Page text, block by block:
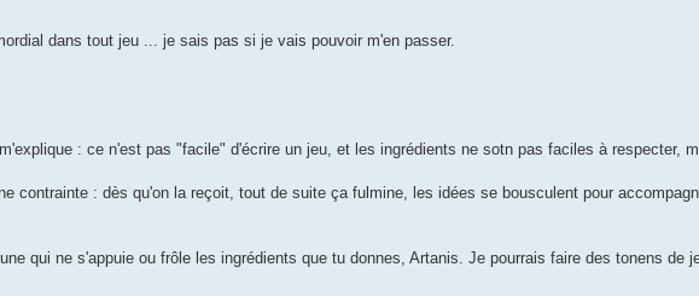
dans tout jeu ... je sais pas si je vais pouvoir m'en passer.
: ce n'est pas "facile" d'écrire un jeu, et les ingrédients ne sotn pas faciles à respecter,
contrainte : dès qu'on la reçoit, tout de suite ça fulmine, les idées se bousculent pour
qui ne s'appuie ou frôle les ingrédients que tu donnes, Artanis. Je pourrais faire des tonens de